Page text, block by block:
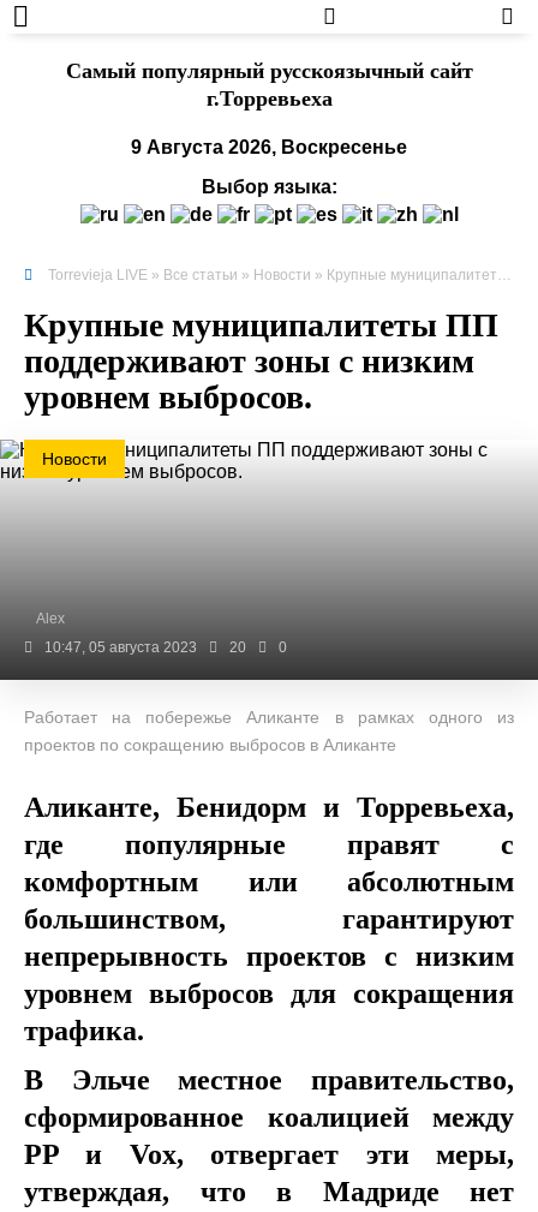
Cамый популярный русскоязычный сайт
г.Торревьеха
9 Августа 2026, Воскресенье
Выбор языка:
Torrevieja LIVE » Все статьи » Новости » Крупные муниципалитеты ПП поддерживают зоны с низким уровнем выбросов.
Крупные муниципалитеты ПП
поддерживают зоны с низким
уровнем выбросов.
Новости
Alex
10:47, 05 августа 2023
20 0
Работает на побережье Аликанте в рамках одного из
проектов по сокращению выбросов в Аликанте
Аликанте, Бенидорм и Торревьеха,
где популярные правят с
комфортным или абсолютным
большинством, гарантируют
непрерывность проектов с низким
уровнем выбросов для сокращения
трафика.
В Эльче местное правительство,
сформированное коалицией между
PP и Vox, отвергает эти меры,
утверждая, что в Мадриде нет